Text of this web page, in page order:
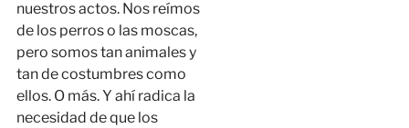
nuestros actos. Nos reímos
de los perros o las moscas,
pero somos tan animales y
tan de costumbres como
ellos. O más. Y ahí radica la
necesidad de que los